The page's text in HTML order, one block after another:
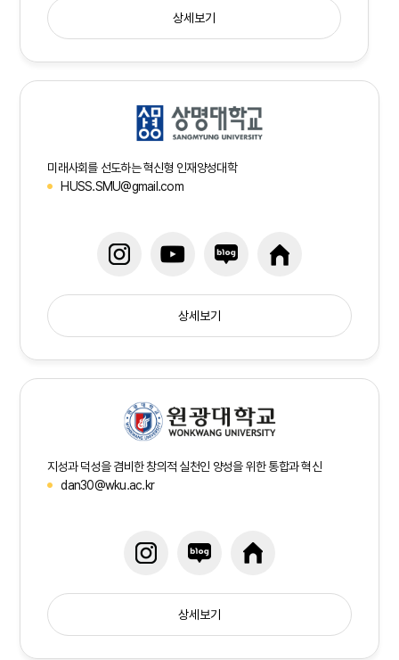
상세보기
미래사회를 선도하는 혁신형 인재양성대학
HUSS.SMU@gmail.com
상세보기
지성과 덕성을 겸비한 창의적 실천인 양성을 위한 통합과 혁신
dan30@wku.ac.kr
상세보기